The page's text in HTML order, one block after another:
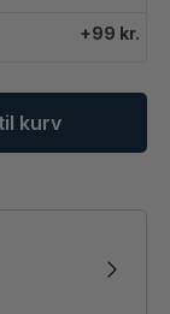
+99 kr.
kurv